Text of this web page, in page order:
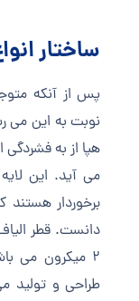
ساختار
پس از آنکه
نوبت به این می
هپا از به
می آید. این
برخوردار هستند
2 میکرون می
طراحی و تولید